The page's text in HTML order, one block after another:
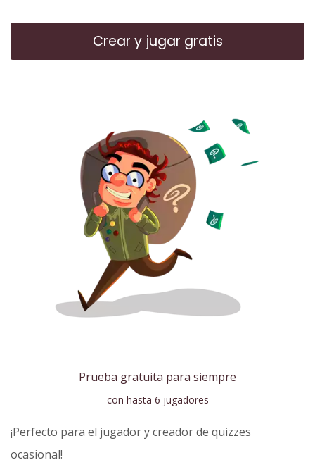
Crear y jugar gratis
Prueba gratuita para siempre
con hasta 6 jugadores
¡Perfecto para el jugador y creador de quizzes
ocasional!